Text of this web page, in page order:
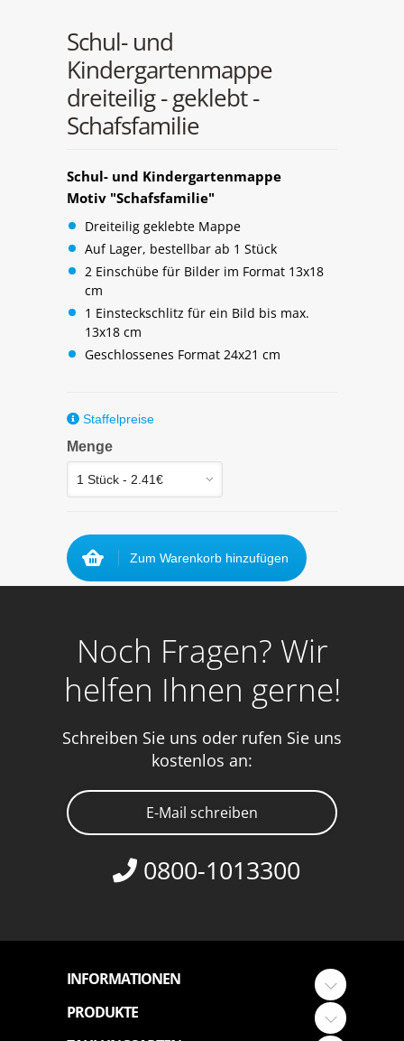
Schul- und
Kindergartenmappe
dreiteilig - geklebt -
Schafsfamilie
Schul- und Kindergartenmappe
Motiv "Schafsfamilie"
Dreiteilig geklebte Mappe
Auf Lager, bestellbar ab 1 Stück
2 Einschübe für Bilder im Format 13x18
cm
1 Einsteckschlitz für ein Bild bis max.
13x18 cm
Geschlossenes Format 24x21 cm
Staffelpreise
Menge
Zum Warenkorb hinzufügen
Noch Fragen? Wir
helfen Ihnen gerne!
Schreiben Sie uns oder rufen Sie uns
kostenlos an:
E-Mail schreiben
0800-1013300
INFORMATIONEN
PRODUKTE